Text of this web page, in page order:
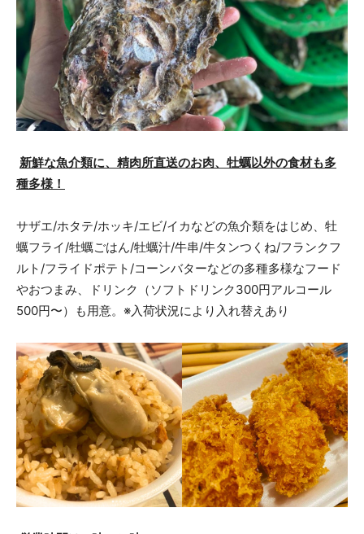
新鮮な魚介類に、精肉所直送のお肉、牡蠣以外の食材も多
種多様！
サザエ/ホタテ/ホッキ/エビ/イカなどの魚介類をはじめ、牡
蠣フライ/牡蠣ごはん/牡蠣汁/牛串/牛タンつくね/フランクフ
ルト/フライドポテト/コーンバターなどの多種多様なフード
やおつまみ、ドリンク（ソフトドリンク300円アルコール
500円〜）も用意。※入荷状況により入れ替えあり